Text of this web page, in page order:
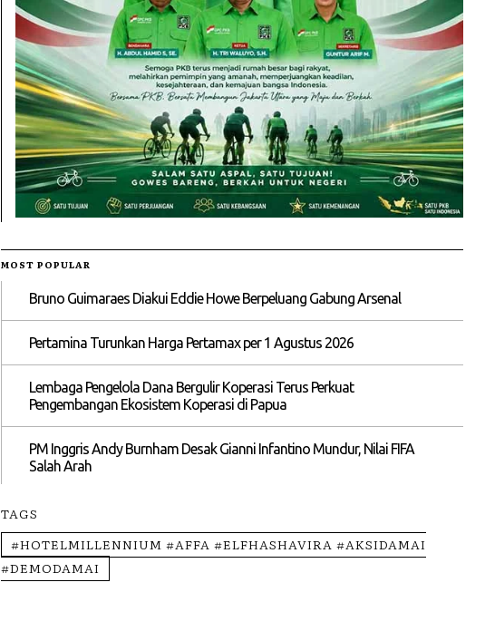
MOST POPULAR
Bruno Guimaraes Diakui Eddie Howe Berpeluang Gabung Arsenal
Pertamina Turunkan Harga Pertamax per 1 Agustus 2026
Lembaga Pengelola Dana Bergulir Koperasi Terus Perkuat
Pengembangan Ekosistem Koperasi di Papua
PM Inggris Andy Burnham Desak Gianni Infantino Mundur, Nilai FIFA
Salah Arah
TAGS
#HOTELMILLENNIUM #AFFA #ELFHASHAVIRA #AKSIDAMAI
#DEMODAMAI